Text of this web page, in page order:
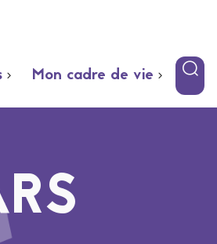
Mon cadre de vie